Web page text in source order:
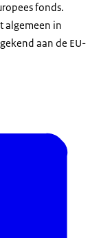
fonds.
algemeen in
aan de EU-